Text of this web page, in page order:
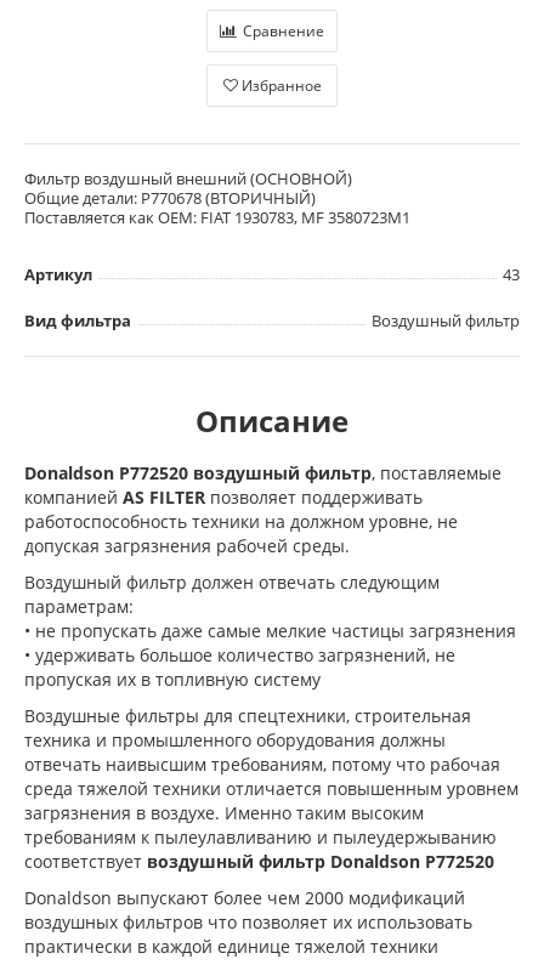
Сравнение
Избранное
Фильтр воздушный внешний (ОСНОВНОЙ)
Общие детали: P770678 (ВТОРИЧНЫЙ)
Поставляется как OEM: FIAT 1930783, MF 3580723M1
Артикул 43
Вид фильтра Воздушный фильтр
Описание
Donaldson P772520 воздушный фильтр, поставляемые
компанией AS FILTER позволяет поддерживать
работоспособность техники на должном уровне, не
допуская загрязнения рабочей среды.
Воздушный фильтр должен отвечать следующим
параметрам:
• не пропускать даже самые мелкие частицы загрязнения
• удерживать большое количество загрязнений, не
пропуская их в топливную систему
Воздушные фильтры для спецтехники, строительная
техника и промышленного оборудования должны
отвечать наивысшим требованиям, потому что рабочая
среда тяжелой техники отличается повышенным уровнем
загрязнения в воздухе. Именно таким высоким
требованиям к пылеулавливанию и пылеудержыванию
соответствует воздушный фильтр Donaldson P772520
Donaldson выпускают более чем 2000 модификаций
воздушных фильтров что позволяет их использовать
практически в каждой единице тяжелой техники